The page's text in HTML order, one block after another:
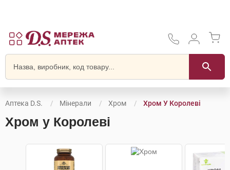
Аптека D.S. Мінерали Хром Хром У Королеві
Хром у Королеві